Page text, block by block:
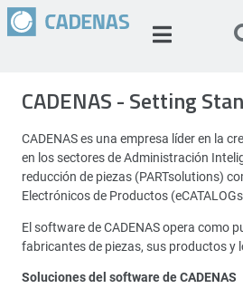
CADENAS - Setting
CADENAS es una empresa líder en la
en los sectores de Administración
reducción de piezas (PARTsolutions)
Electrónicos de Productos
El software de CADENAS opera como
fabricantes de piezas, sus productos y
Soluciones del software de CADENAS